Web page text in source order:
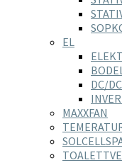
EL
DC/
MAXXFAN